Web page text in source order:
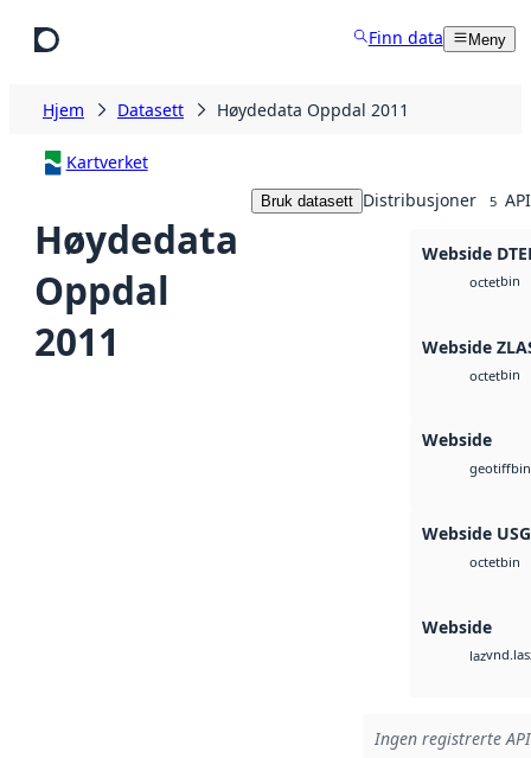
Finn data Meny
Hjem Datasett Høydedata Oppdal 2011
Kartverket
Høydedata
Oppdal
2011
Bruk datasett Distribusjoner 5
Webside
octetbin
Webside
octetbin
Webside
geotiffbin
Webside
octetbin
Webside
laz
Ingen registrerte